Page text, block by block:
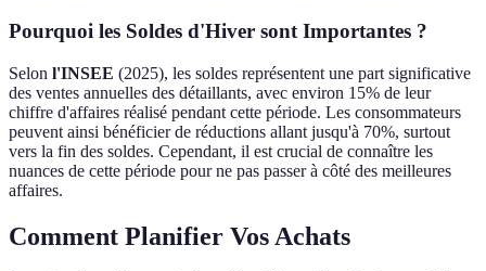
Pourquoi les Soldes d'Hiver sont Importantes ?
Selon l'INSEE (2025), les soldes représentent une part significative
des ventes annuelles des détaillants, avec environ 15% de leur
chiffre d'affaires réalisé pendant cette période. Les consommateurs
peuvent ainsi bénéficier de réductions allant jusqu'à 70%, surtout
vers la fin des soldes. Cependant, il est crucial de connaître les
nuances de cette période pour ne pas passer à côté des meilleures
affaires.
Comment Planifier Vos Achats